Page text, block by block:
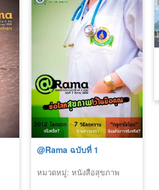
@Rama ฉบับที่ 1
หมวดหมู่: หนังสือสุขภาพ